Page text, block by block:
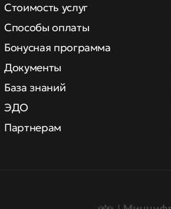
Стоимость услуг
Способы оплаты
Бонусная программа
Документы
База знаний
ЭДО
Партнерам